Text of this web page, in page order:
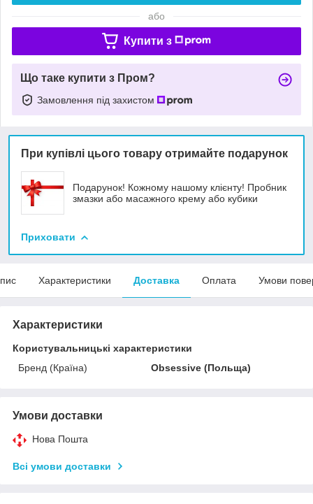
або
Купити з
Що таке купити з Пром?
Замовлення під захистом
При купівлі цього товару отримайте подарунок
Подарунок! Кожному нашому клієнту! Пробник
змазки або масажного крему або кубики
Приховати
Характеристики Доставка Оплата Умови
Характеристики
Користувальницькі характеристики
Бренд (Країна)
Obsessive (Польща)
Умови доставки
Нова Пошта
Всі умови доставки